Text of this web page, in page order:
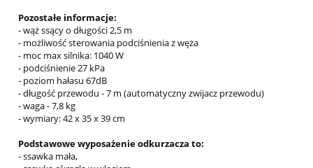
Pozostałe informacje:
- wąż ssący o długości 2,5 m
- możliwość sterowania podciśnienia z węża
- moc max silnika: 1040 W
- podciśnienie 27 kPa
- poziom hałasu 67dB
- długość przewodu - 7 m (automatyczny zwijacz przewodu)
- waga - 7,8 kg
- wymiary: 42 x 35 x 39 cm
Podstawowe wyposażenie odkurzacza to:
- ssawka mała,